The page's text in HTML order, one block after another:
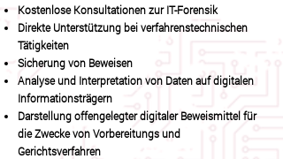
Kostenlose Konsultationen zur IT-Forensik
Direkte Unterstützung bei verfahrenstechnischen
Tätigkeiten
Sicherung von Beweisen
Analyse und Interpretation von Daten auf digitalen
Informationsträgern
Darstellung offengelegter digitaler Beweismittel für
die Zwecke von Vorbereitungs und
Gerichtsverfahren